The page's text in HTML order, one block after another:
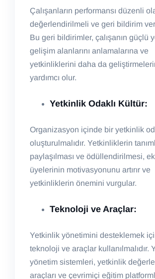
Çalışanların performansı düzenli
değerlendirilmeli ve geri bildirim
Bu geri bildirimler, çalışanın güçlü
gelişim alanlarını anlamalarına ve
yetkinliklerini daha da
yardımcı olur.
Yetkinlik Odaklı Kültür:
Organizasyon içinde bir yetkinlik
oluşturulmalıdır. Yetkinliklerin
paylaşılması ve ödüllendirilmesi,
üyelerinin motivasyonunu artırır ve
yetkinliklerin önemini vurgular.
Teknoloji ve Araçlar:
Yetkinlik yönetimini desteklemek
teknoloji ve araçlar kullanılmalıdır.
yönetim sistemleri, yetkinlik
araçları ve çevrimiçi eğitim